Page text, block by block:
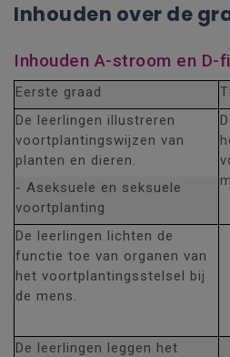
Inhouden over de
Inhouden A-stroom en D-
Eerste graad
De leerlingen illustreren
voortplantingswijzen van
planten en dieren.
- Aseksuele en seksuele
voortplanting
De leerlingen lichten de
functie toe van organen van
het voortplantingsstelsel bij
de mens.
De leerlingen leggen het